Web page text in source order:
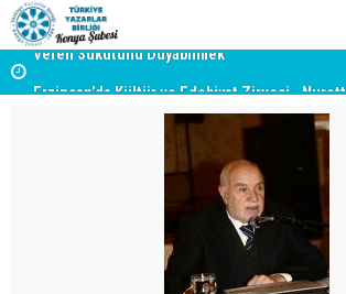
Veren Sükûtunu Duyabilmek